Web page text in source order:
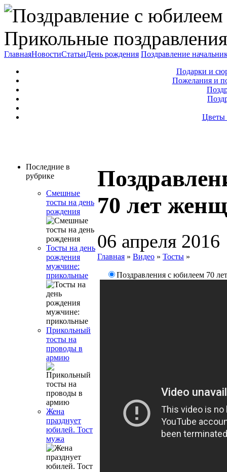
Прикольные
ГлавнаяНовостиСтатьиДень рождения Поздравление
Подарки и
Пожелания и
Цветы
Последние в
рубрике
Смешные
тосты на день
рождения
Тосты на день
рождения
мужчине:
прикольные
Прикольный
тосты на
проводы в
армию
Жена
празднует
юбилей. Тост
мужа
70 лет
06 апреля 2016
Главная » Видео » Тосты »
Поздравления с юбилеем 70